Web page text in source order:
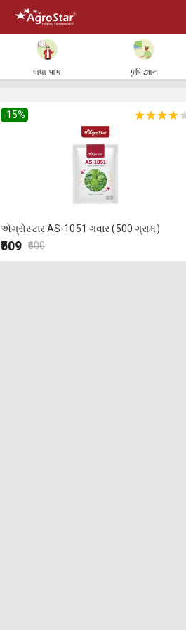
બધા પાક કૃષિ જ્ઞાન
-15%
એગ્રોસ્ટાર AS-1051 ગવાર (500 ગ્રામ)
₹509 ₹600